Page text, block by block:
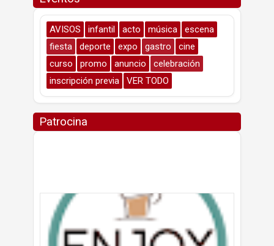
AVISOS infantil acto música
escena
fiesta
deporte expo gastro
cine
curso
promo anuncio
celebración
inscripción previa
VER TODO
Patrocina